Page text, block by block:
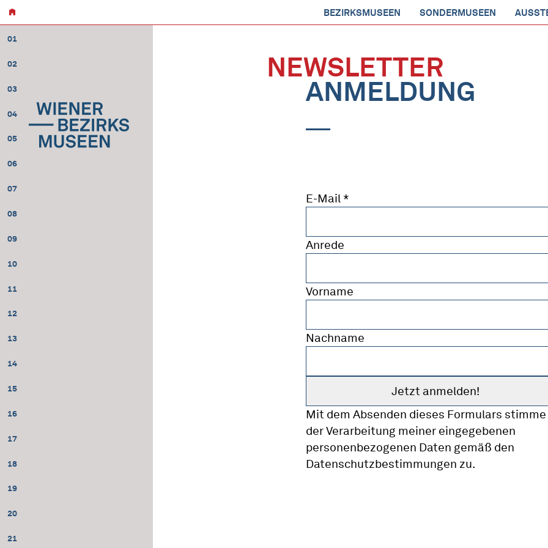
BEZIRKSMUSEEN SONDERMUSEEN
01
02
03
04
05
06
07
08
09
10
11
12
13
14
15
16
17
18
19
20
21
NEWSLETTER
ANMELDUNG
E-Mail *
Anrede
Vorname
Nachname
Mit dem Absenden dieses Formulars
der Verarbeitung meiner eingegebenen
personenbezogenen Daten gemäß den
Datenschutzbestimmungen zu.